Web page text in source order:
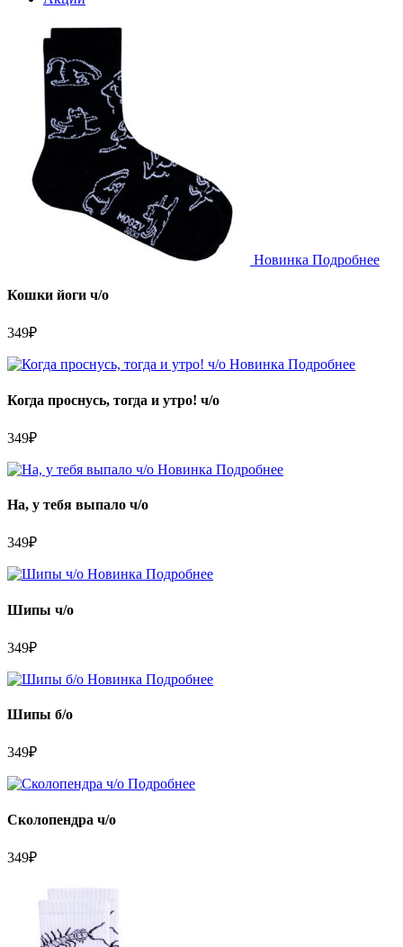
Новинка Подробнее
Кошки йоги ч/о
349₽
Новинка Подробнее
Когда проснусь, тогда и утро! ч/о
349₽
Новинка Подробнее
На, у тебя выпало ч/о
349₽
Новинка Подробнее
Шипы ч/о
349₽
Новинка Подробнее
Шипы б/о
349₽
Подробнее
Сколопендра ч/о
349₽